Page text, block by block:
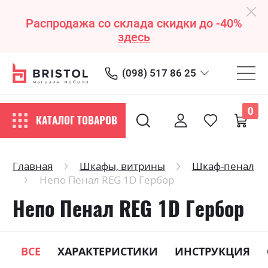
Распродажа со склада скидки до -40%
здесь
(098) 517 86 25
КАТАЛОГ ТОВАРОВ
0
Главная Шкафы, витрины
Шкаф-пенал
Непо Пенал REG 1D Гербор
Непо Пенал REG 1D Гербор
ВСЕ ХАРАКТЕРИСТИКИ ИНСТРУКЦИЯ